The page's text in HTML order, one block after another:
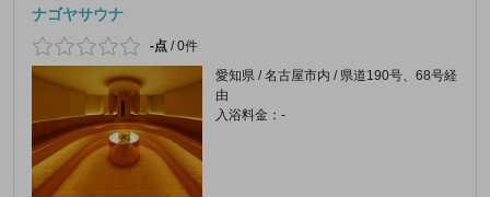
ナゴヤサウナ
-点 /0件
愛知県 / 名古屋市内 / 県道190号、68号経
由
入浴料金：-